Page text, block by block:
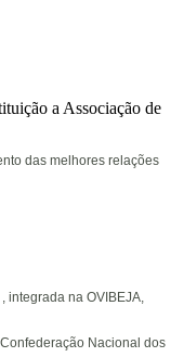
a Associação de
das melhores relações
na OVIBEJA,
Nacional dos